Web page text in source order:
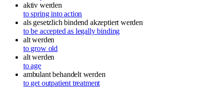
aktiv werden
to spring into action
als gesetzlich bindend akzeptiert werden
to be accepted as legally binding
alt werden
to grow old
alt werden
to age
ambulant behandelt werden
to get outpatient treatment